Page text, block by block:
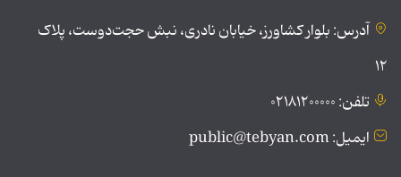
آدرس: بلوار کشاورز، خیابان نادری، نبش حجت‌دوست، پلاک
۱۲
تلفن: ۰۲۱۸۱۲۰۰۰۰۰
ایمیل: public@tebyan.com